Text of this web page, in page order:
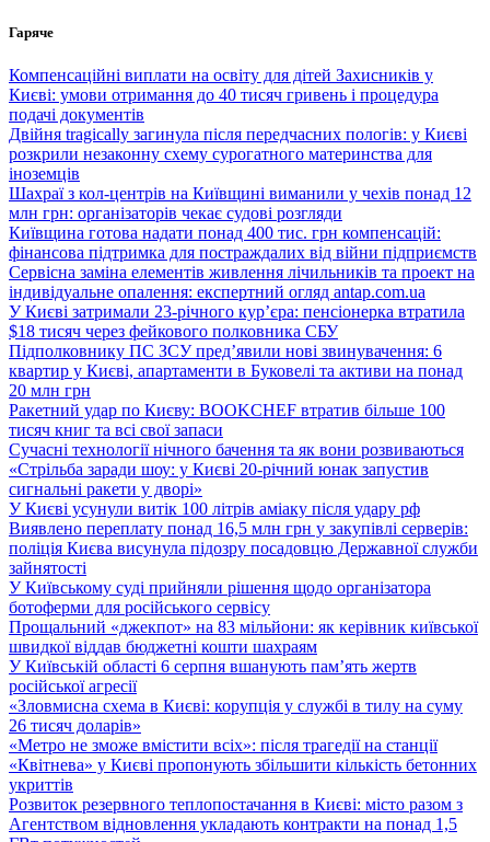
Перейти
вмісту
Гаряче
Компенсаційні виплати на освіту для дітей Захисників у
Києві: умови отримання до 40 тисяч гривень і процедура
подачі документів
Двійня tragically загинула після передчасних пологів: у Києві
розкрили незаконну схему сурогатного материнства для
іноземців
Шахраї з кол-центрів на Київщині виманили у чехів понад 12
млн грн: організаторів чекає судові розгляди
Київщина готова надати понад 400 тис. грн компенсацій:
фінансова підтримка для постраждалих від війни підприємств
Сервісна заміна елементів живлення лічильників та проект на
індивідуальне опалення: експертний огляд antap.com.ua
У Києві затримали 23-річного кур’єра: пенсіонерка втратила
$18 тисяч через фейкового полковника СБУ
Підполковнику ПС ЗСУ пред’явили нові звинувачення: 6
квартир у Києві, апартаменти в Буковелі та активи на понад
20 млн грн
Ракетний удар по Києву: BOOKCHEF втратив більше 100
тисяч книг та всі свої запаси
Сучасні технології нічного бачення та як вони розвиваються
«Стрільба заради шоу: у Києві 20-річний юнак запустив
сигнальні ракети у дворі»
У Києві усунули витік 100 літрів аміаку після удару рф
Виявлено переплату понад 16,5 млн грн у закупівлі серверів:
поліція Києва висунула підозру посадовцю Державної служби
зайнятості
У Київському суді прийняли рішення щодо організатора
ботоферми для російського сервісу
Прощальний «джекпот» на 83 мільйони: як керівник київської
швидкої віддав бюджетні кошти шахраям
У Київській області 6 серпня вшанують пам’ять жертв
російської агресії
«Зловмисна схема в Києві: корупція у службі в тилу на суму
26 тисяч доларів»
«Метро не зможе вмістити всіх»: після трагедії на станції
«Квітнева» у Києві пропонують збільшити кількість бетонних
укриттів
Розвиток резервного теплопостачання в Києві: місто разом з
Агентством відновлення укладають контракти на понад 1,5